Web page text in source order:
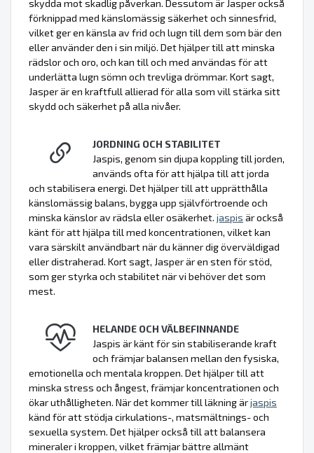
skydda mot skadlig påverkan. Dessutom är Jasper också
förknippad med känslomässig säkerhet och sinnesfrid,
vilket ger en känsla av frid och lugn till dem som bär den
eller använder den i sin miljö. Det hjälper till att minska
rädslor och oro, och kan till och med användas för att
underlätta lugn sömn och trevliga drömmar. Kort sagt,
Jasper är en kraftfull allierad för alla som vill stärka sitt
skydd och säkerhet på alla nivåer.
JORDNING OCH STABILITET
Jaspis, genom sin djupa koppling till jorden,
används ofta för att hjälpa till att jorda
och stabilisera energi. Det hjälper till att upprätthålla
känslomässig balans, bygga upp självförtroende och
minska känslor av rädsla eller osäkerhet. jaspis är också
känt för att hjälpa till med koncentrationen, vilket kan
vara särskilt användbart när du känner dig överväldigad
eller distraherad. Kort sagt, Jasper är en sten för stöd,
som ger styrka och stabilitet när vi behöver det som
mest.
HELANDE OCH VÄLBEFINNANDE
Jaspis är känt för sin stabiliserande kraft
och främjar balansen mellan den fysiska,
emotionella och mentala kroppen. Det hjälper till att
minska stress och ångest, främjar koncentrationen och
ökar uthålligheten. När det kommer till läkning ärjaspis
känd för att stödja cirkulations-, matsmältnings- och
sexuella system. Det hjälper också till att balansera
mineraler i kroppen, vilket främjar bättre allmänt